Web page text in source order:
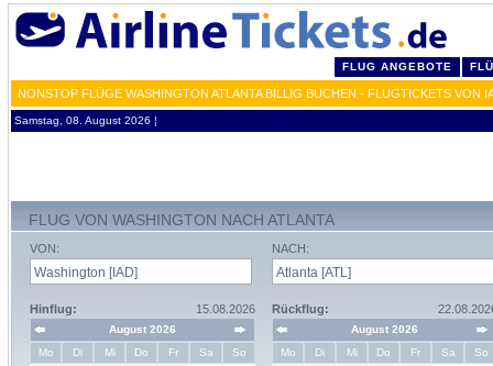
FLUG ANGEBOTE
NONSTOP FLÜGE WASHINGTON ATLANTA BILLIG BUCHEN - FLUGTICKETS VON
Samstag, 08. August 2026 ¦
FLUG VON WASHINGTON NACH ATLANTA
VON:
Hinflug: 15.08.2026
August 2026
Mo
Di Mi Do Fr Sa So
NACH:
Rückflug:
August 2026
Mo
Di Mi Do Fr Sa So